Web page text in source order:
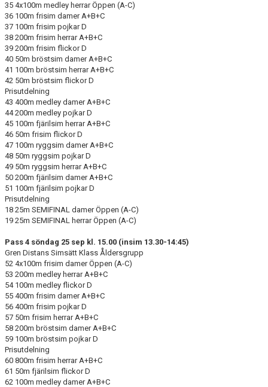
35 4x100m medley herrar Öppen (A-C)
36 100m frisim damer A+B+C
37 100m frisim pojkar D
38 200m frisim herrar A+B+C
39 200m frisim flickor D
40 50m bröstsim damer A+B+C
41 100m bröstsim herrar A+B+C
42 50m bröstsim flickor D
Prisutdelning
43 400m medley damer A+B+C
44 200m medley pojkar D
45 100m fjärilsim herrar A+B+C
46 50m frisim flickor D
47 100m ryggsim damer A+B+C
48 50m ryggsim pojkar D
49 50m ryggsim herrar A+B+C
50 200m fjärilsim damer A+B+C
51 100m fjärilsim pojkar D
Prisutdelning
18 25m SEMIFINAL damer Öppen (A-C)
19 25m SEMIFINAL herrar Öppen (A-C)
Pass 4 söndag 25 sep kl. 15.00 (insim 13.30-14:45)
Gren Distans Simsätt Klass Åldersgrupp
52 4x100m frisim damer Öppen (A-C)
53 200m medley herrar A+B+C
54 100m medley flickor D
55 400m frisim damer A+B+C
56 400m frisim pojkar D
57 50m frisim herrar A+B+C
58 200m bröstsim damer A+B+C
59 100m bröstsim pojkar D
Prisutdelning
60 800m frisim herrar A+B+C
61 50m fjärilsim flickor D
62 100m medley damer A+B+C